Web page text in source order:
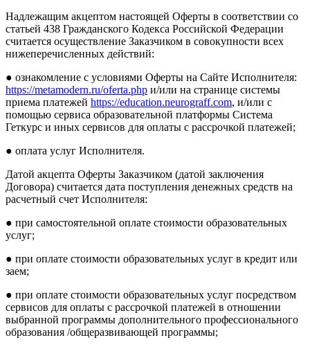
Надлежащим акцептом настоящей Оферты в соответствии со
статьей 438 Гражданского Кодекса Российской Федерации
считается осуществление Заказчиком в совокупности всех
нижеперечисленных действий:
● ознакомление с условиями Оферты на Сайте Исполнителя:
https://metamodern.ru/oferta.php и/или на странице системы
приема платежей https://education.neurograff.com, и/или с
помощью сервиса образовательной платформы Система
Геткурс и иных сервисов для оплаты с рассрочкой платежей;
● оплата услуг Исполнителя.
Датой акцепта Оферты Заказчиком (датой заключения
Договора) считается дата поступления денежных средств на
расчетный счет Исполнителя:
● при самостоятельной оплате стоимости образовательных
услуг;
● при оплате стоимости образовательных услуг в кредит или
заем;
● при оплате стоимости образовательных услуг посредством
сервисов для оплаты с рассрочкой платежей в отношении
выбранной программы дополнительного профессионального
образования /общеразвивающей программы;